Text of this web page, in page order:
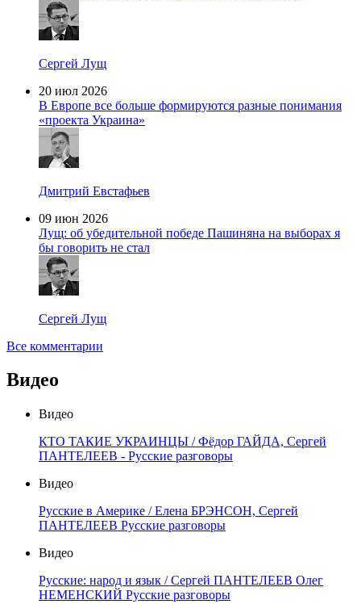
Сергей Лущ
20 июл 2026
В Европе все больше формируются разные понимания
«проекта Украина»
Дмитрий Евстафьев
09 июн 2026
Лущ: об убедительной победе Пашиняна на выборах я
бы говорить не стал
Сергей Лущ
Все комментарии
Видео
Видео
КТО ТАКИЕ УКРАИНЦЫ / Фёдор ГАЙДА, Сергей
ПАНТЕЛЕЕВ - Русские разговоры
Видео
Русские в Америке / Елена БРЭНСОН, Сергей
ПАНТЕЛЕЕВ Русские разговоры
Видео
Русские: народ и язык / Сергей ПАНТЕЛЕЕВ Олег
НЕМЕНСКИЙ Русские разговоры